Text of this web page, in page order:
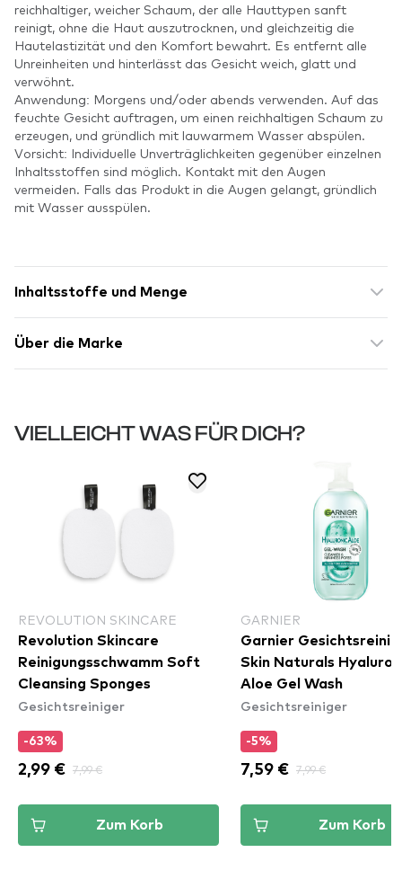
reichhaltiger, weicher Schaum, der alle Hauttypen sanft
reinigt, ohne die Haut auszutrocknen, und gleichzeitig die
Hautelastizität und den Komfort bewahrt. Es entfernt alle
Unreinheiten und hinterlässt das Gesicht weich, glatt und
verwöhnt.
Anwendung: Morgens und/oder abends verwenden. Auf das
feuchte Gesicht auftragen, um einen reichhaltigen Schaum zu
erzeugen, und gründlich mit lauwarmem Wasser abspülen.
Vorsicht: Individuelle Unverträglichkeiten gegenüber einzelnen
Inhaltsstoffen sind möglich. Kontakt mit den Augen
vermeiden. Falls das Produkt in die Augen gelangt, gründlich
mit Wasser ausspülen.
Inhaltsstoffe und Menge
Über die Marke
VIELLEICHT WAS FÜR DICH?
REVOLUTION SKINCARE
Revolution Skincare
Reinigungsschwamm Soft
Cleansing Sponges
Gesichtsreiniger
-63%
2,99 € 7,99 €
Zum Korb
GARNIER
Garnier
Skin Naturals
Aloe Gel Wash
Gesichtsreiniger
-5%
7,59 € 7,99 €
Zum Korb